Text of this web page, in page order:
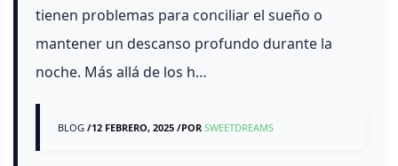
tienen problemas para conciliar el sueño o
mantener un descanso profundo durante la
noche. Más allá de los h…
BLOG /12 FEBRERO, 2025 /POR SWEETDREAMS